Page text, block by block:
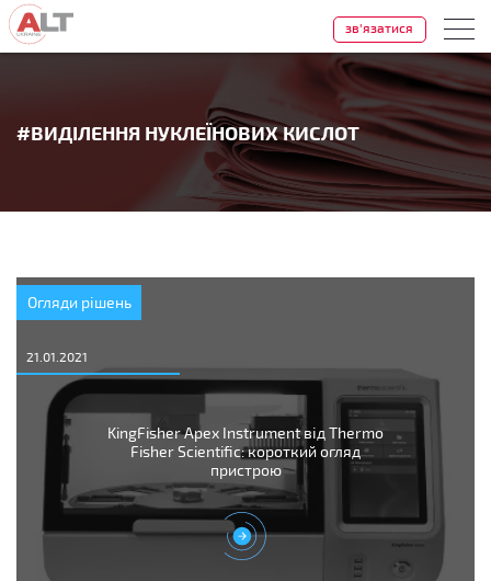
#ВИДІЛЕННЯ НУКЛЕЇНОВИХ КИСЛОТ
зв'язатися
Огляди рішень
21.01.2021
KingFisher Apex Instrument від Thermo
Fisher Scientific: короткий огляд
пристрою